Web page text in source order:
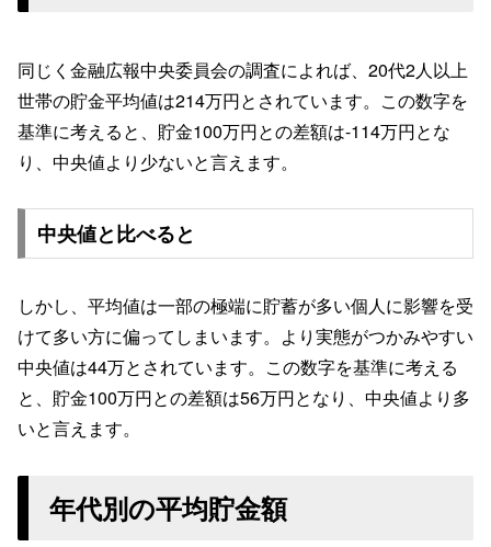
同じく金融広報中央委員会の調査によれば、20代2人以上
世帯の貯金平均値は214万円とされています。この数字を
基準に考えると、貯金100万円との差額は-114万円とな
り、中央値より少ないと言えます。
中央値と比べると
しかし、平均値は一部の極端に貯蓄が多い個人に影響を受
けて多い方に偏ってしまいます。より実態がつかみやすい
中央値は44万とされています。この数字を基準に考える
と、貯金100万円との差額は56万円となり、中央値より多
いと言えます。
年代別の平均貯金額